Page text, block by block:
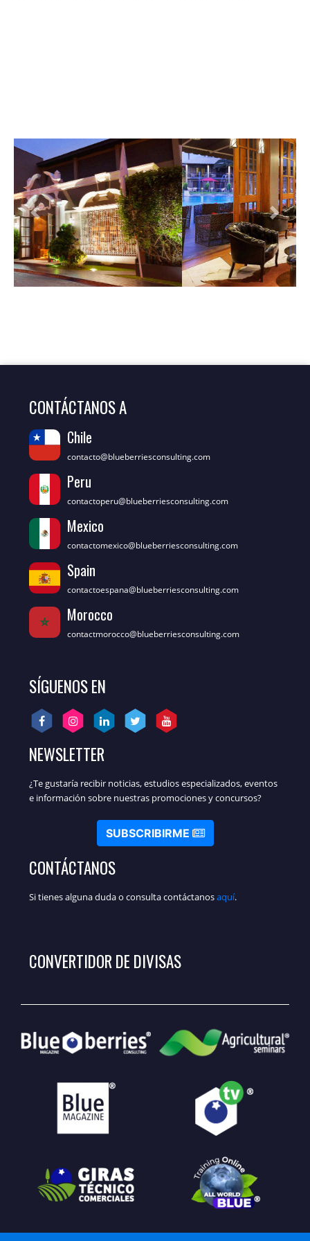
Previous Next
CONTÁCTANOS A
Chile
contacto@blueberriesconsulting.com
Peru
contactoperu@blueberriesconsulting.com
Mexico
contactomexico@blueberriesconsulting.com
Spain
contactoespana@blueberriesconsulting.com
Morocco
contactmorocco@blueberriesconsulting.com
SÍGUENOS EN
NEWSLETTER
¿Te gustaría recibir noticias, estudios especializados, eventos
e información sobre nuestras promociones y concursos?
SUBSCRIBIRME
CONTÁCTANOS
Si tienes alguna duda o consulta contáctanosaquí.
CONVERTIDOR DE DIVISAS